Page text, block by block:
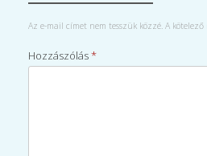
Az e-mail címet nem tesszük közzé. A kötelező
Hozzászólás*